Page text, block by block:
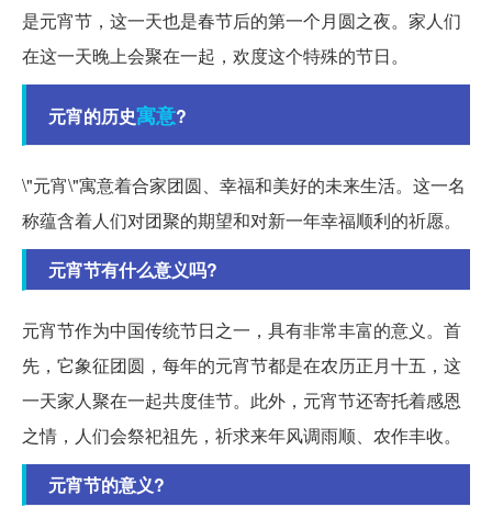
是元宵节，这一天也是春节后的第一个月圆之夜。家人们
在这一天晚上会聚在一起，欢度这个特殊的节日。
元宵的历史寓意?
\"元宵\"寓意着合家团圆、幸福和美好的未来生活。这一名
称蕴含着人们对团聚的期望和对新一年幸福顺利的祈愿。
元宵节有什么意义吗?
元宵节作为中国传统节日之一，具有非常丰富的意义。首
先，它象征团圆，每年的元宵节都是在农历正月十五，这
一天家人聚在一起共度佳节。此外，元宵节还寄托着感恩
之情，人们会祭祀祖先，祈求来年风调雨顺、农作丰收。
元宵节的意义?